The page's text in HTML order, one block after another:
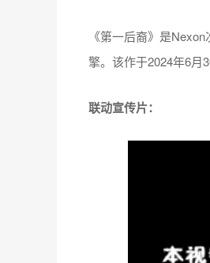
《第一后裔》是
擎。该作于2024年6月
联动宣传片：